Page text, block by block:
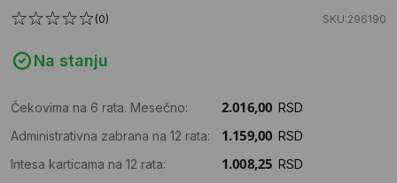
(0) SKU:296190
Na stanju
Čekovima na 6 rata. Mesečno:
RSD
Administrativna zabrana na 12 rata:
RSD
Intesa karticama na 12 rata:
RSD